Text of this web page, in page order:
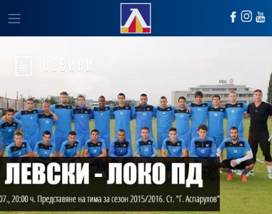
НОВИНИ